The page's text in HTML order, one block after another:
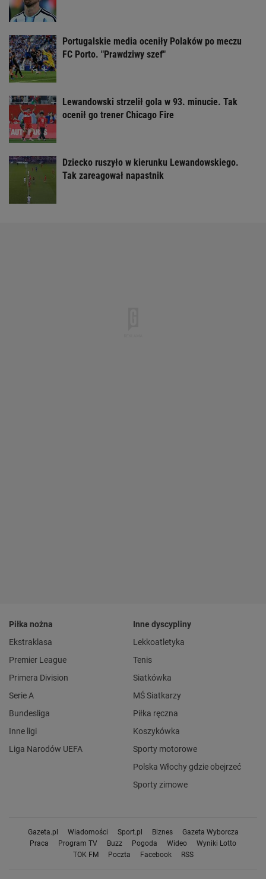
Portugalskie media oceniły Polaków po meczu
FC Porto. "Prawdziwy szef"
Lewandowski strzelił gola w 93. minucie. Tak
ocenił go trener Chicago Fire
Dziecko ruszyło w kierunku Lewandowskiego.
Tak zareagował napastnik
Piłka nożna
Ekstraklasa
Premier League
Primera Division
Serie A
Bundesliga
Inne ligi
Liga Narodów UEFA
Inne dyscypliny
Lekkoatletyka
Tenis
Siatkówka
MŚ Siatkarzy
Piłka ręczna
Koszykówka
Sporty motorowe
Polska Włochy gdzie obejrzeć
Sporty zimowe
Gazeta.pl Wiadomości Sport.pl Biznes
Gazeta Wyborcza
Praca
Program TV Buzz Pogoda Wideo
Wyniki Lotto
TOK FM
Poczta Facebook RSS